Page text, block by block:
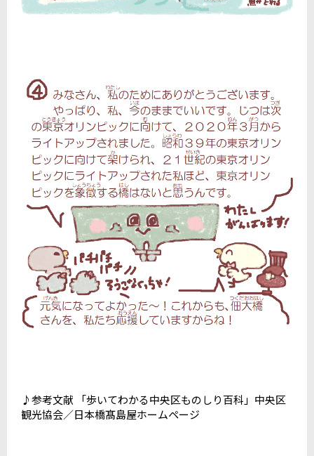
♪参考文献 「歩いてわかる中央区ものしり百科」中央区
観光協会／日本橋髙島屋ホームページ